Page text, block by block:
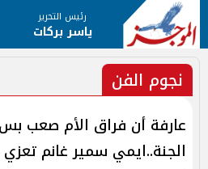
رئيس التحرير
ياسر بركات
نجوم الفن
عارفة أن فراق الأم صعب
الجنة..ايمي سمير غانم تعزي